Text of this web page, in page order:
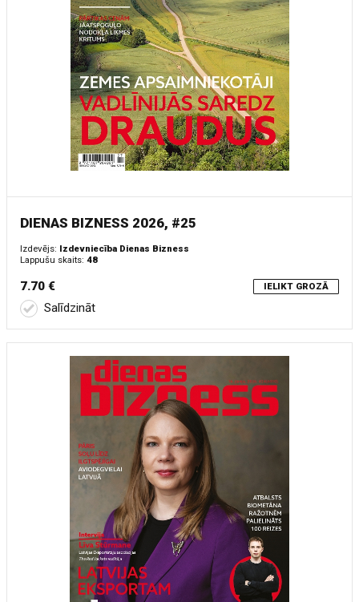
DIENAS BIZNESS 2026, #25
Izdevējs: Izdevniecība Dienas Bizness
Lappušu skaits: 48
7.70 € IELIKT GROZĀ
Salīdzināt